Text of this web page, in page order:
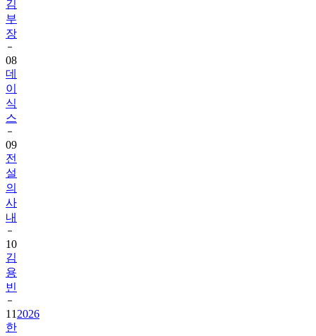
김
부
장
08
데
이
식
스
09
전
설
의
사
내
10
김
용
빈
11 2026
한